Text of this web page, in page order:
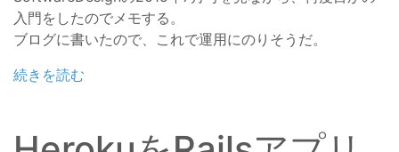
入門をしたのでメモする。
ブログに書いたので、これで運用にのりそうだ。
続きを読む